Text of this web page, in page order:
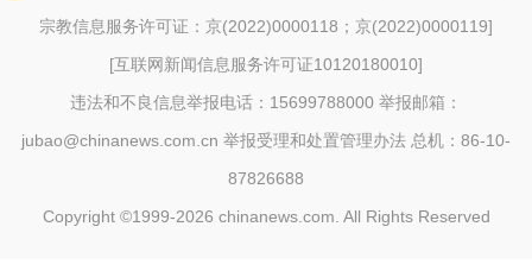
宗教信息服务许可证：京(2022)0000118；京(2022)0000119]
[互联网新闻信息服务许可证10120180010]
违法和不良信息举报电话：15699788000 举报邮箱：
jubao@chinanews.com.cn 举报受理和处置管理办法 总机：86-10-
87826688
Copyright ©1999-2026 chinanews.com. All Rights Reserved